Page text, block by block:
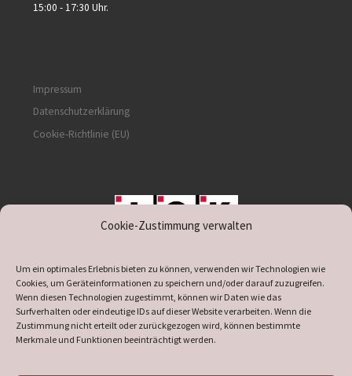
Cookie-Zustimmung verwalten
Um ein optimales Erlebnis bieten zu können, verwenden wir Technologien wie
Cookies, um Geräteinformationen zu speichern und/oder darauf zuzugreifen.
Wenn diesen Technologien zugestimmt, können wir Daten wie das
Surfverhalten oder eindeutige IDs auf dieser Website verarbeiten. Wenn die
Zustimmung nicht erteilt oder zurückgezogen wird, können bestimmte
Merkmale und Funktionen beeinträchtigt werden.
15:00 - 17:30 Uhr.
Impressum
Datenschutzerklärung
Cookie-Richtlinie (EU)
supported by DÖ